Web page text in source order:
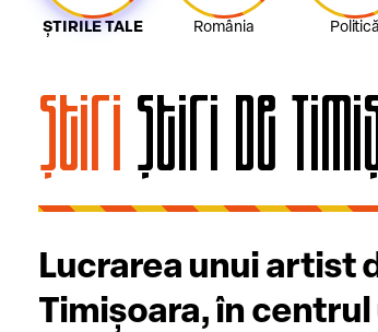
ȘTIRILE TALE România Politică
ȘtiriȘtiri de
Lucrarea unui artist
Timișoara, în centrul